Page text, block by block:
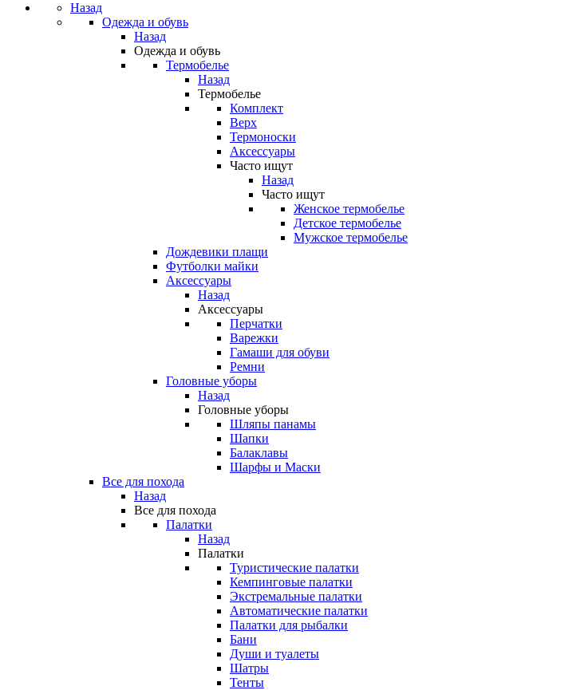
Назад
Одежда и обувь
Назад
Одежда и обувь
Термобелье
Назад
Термобелье
Комплект
Верх
Термоноски
Аксессуары
Часто ищут
Назад
Часто ищут
Женское термобелье
Детское термобелье
Мужское термобелье
Дождевики плащи
Футболки майки
Аксессуары
Назад
Аксессуары
Перчатки
Варежки
Гамаши для обуви
Ремни
Головные уборы
Назад
Головные уборы
Шляпы панамы
Шапки
Балаклавы
Шарфы и Маски
Все для похода
Назад
Все для похода
Палатки
Назад
Палатки
Туристические палатки
Кемпинговые палатки
Экстремальные палатки
Автоматические палатки
Палатки для рыбалки
Бани
Души и туалеты
Шатры
Тенты